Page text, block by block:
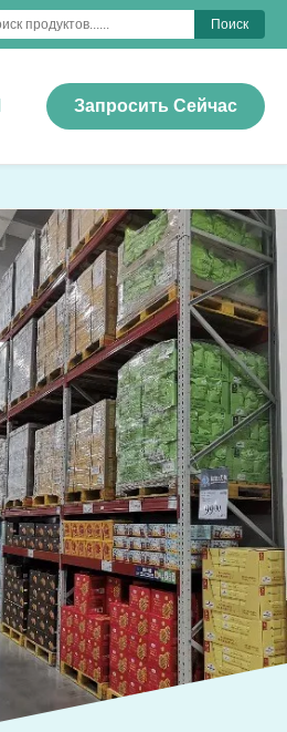
Поиск
Запросить Сейчас